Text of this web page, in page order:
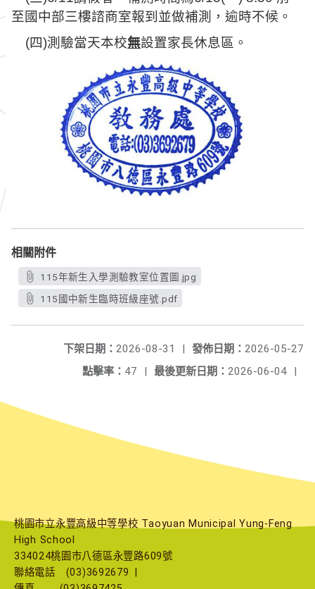
至國中部三樓諮商室報到並做補測，逾時不候。
(四)測驗當天本校無設置家長休息區。
相關附件
115年新生入學測驗教室位置圖.jpg
115國中新生臨時班級座號.pdf
發佈日期： 2026-05-27
下架日期： 2026-08-31
|
最後更新日期： 2026-06-04 |
點擊率： 47 |
桃園市立永豐高級中等學校 Taoyuan Municipal Yung-Feng
High School
334024桃園市八德區永豐路609號
聯絡電話
(03)3692679